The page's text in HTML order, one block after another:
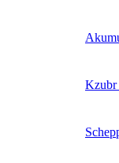
Kzubr